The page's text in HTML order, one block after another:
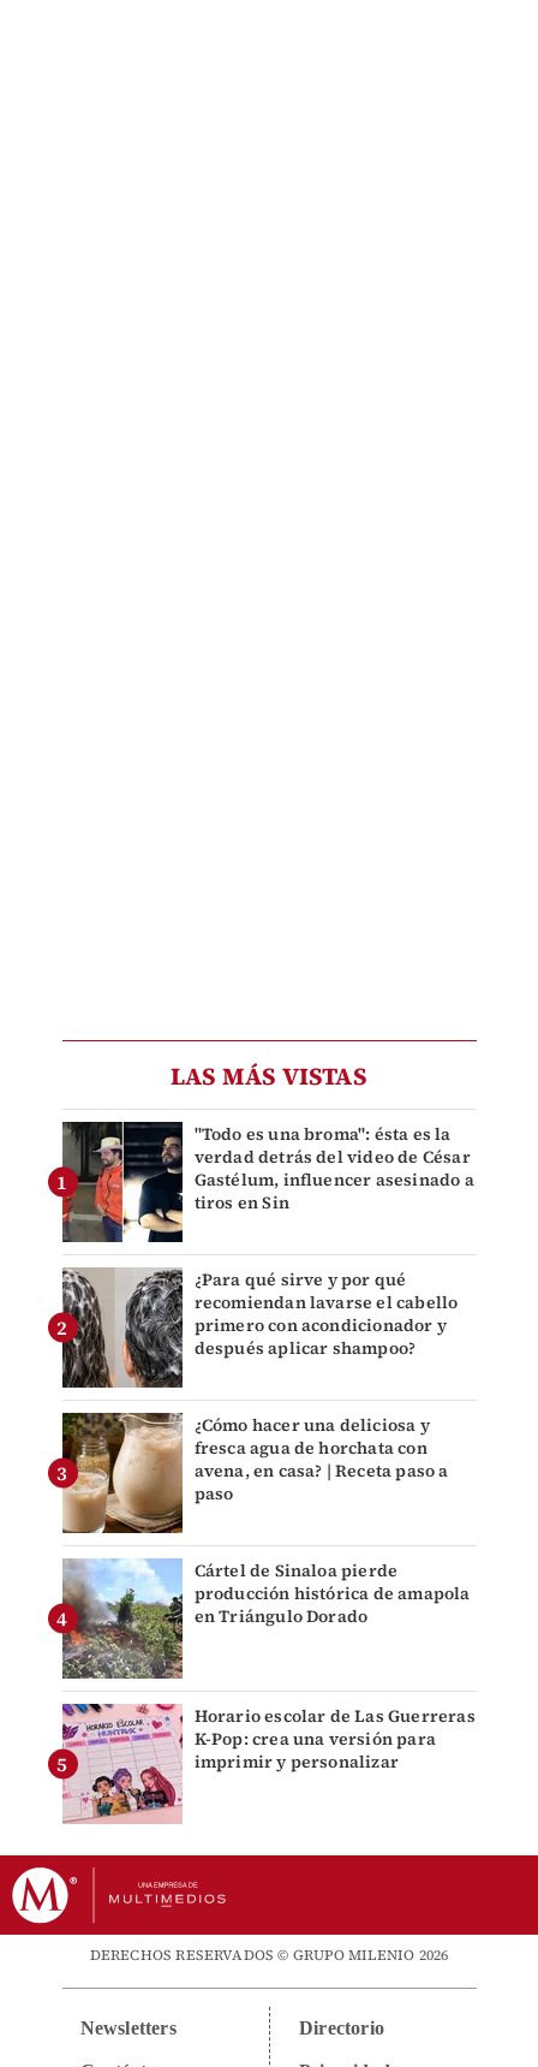
LAS MÁS VISTAS
"Todo es una broma": ésta es la
verdad detrás del video de César
Gastélum, influencer asesinado a
tiros en Sin
¿Para qué sirve y por qué
recomiendan lavarse el cabello
primero con acondicionador y
después aplicar shampoo?
¿Cómo hacer una deliciosa y
fresca agua de horchata con
avena, en casa? | Receta paso a
paso
Cártel de Sinaloa pierde
producción histórica de amapola
en Triángulo Dorado
Horario escolar de Las Guerreras
K-Pop: crea una versión para
imprimir y personalizar
DERECHOS RESERVADOS © GRUPO MILENIO 2026
Newsletters Directorio